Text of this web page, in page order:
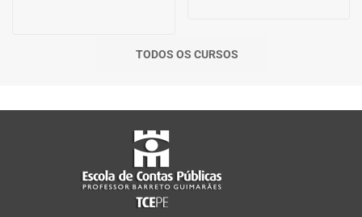
TODOS OS CURSOS